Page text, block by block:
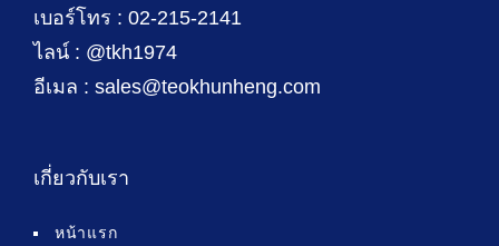
เบอร์โทร : 02-215-2141
ไลน์ : @tkh1974
อีเมล : sales@teokhunheng.com
เกี่ยวกับเรา
หน้าแรก